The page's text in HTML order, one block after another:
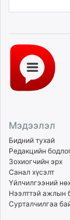
Мэдээлэл
Бидний тухай
Редакцийн
Зохиогчийн эрх
Санал хүсэлт
Үйлчилгээний
Нээлттэй ажлын
Сурталчилгаа